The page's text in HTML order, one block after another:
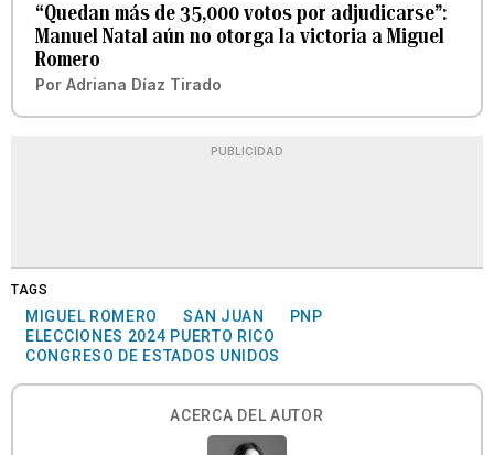
“Quedan más de 35,000 votos por adjudicarse”:
Manuel Natal aún no otorga la victoria a Miguel
Romero
Por Adriana Díaz Tirado
PUBLICIDAD
TAGS
MIGUEL ROMERO SAN JUAN
PNP
ELECCIONES 2024 PUERTO RICO
CONGRESO DE ESTADOS UNIDOS
ACERCA DEL AUTOR